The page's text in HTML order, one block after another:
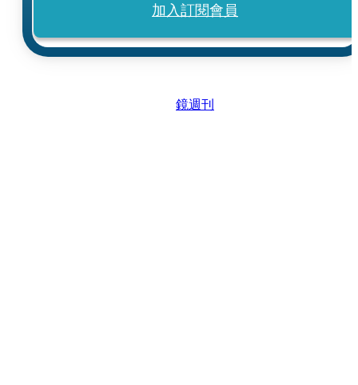
加入訂閱會員
鏡週刊